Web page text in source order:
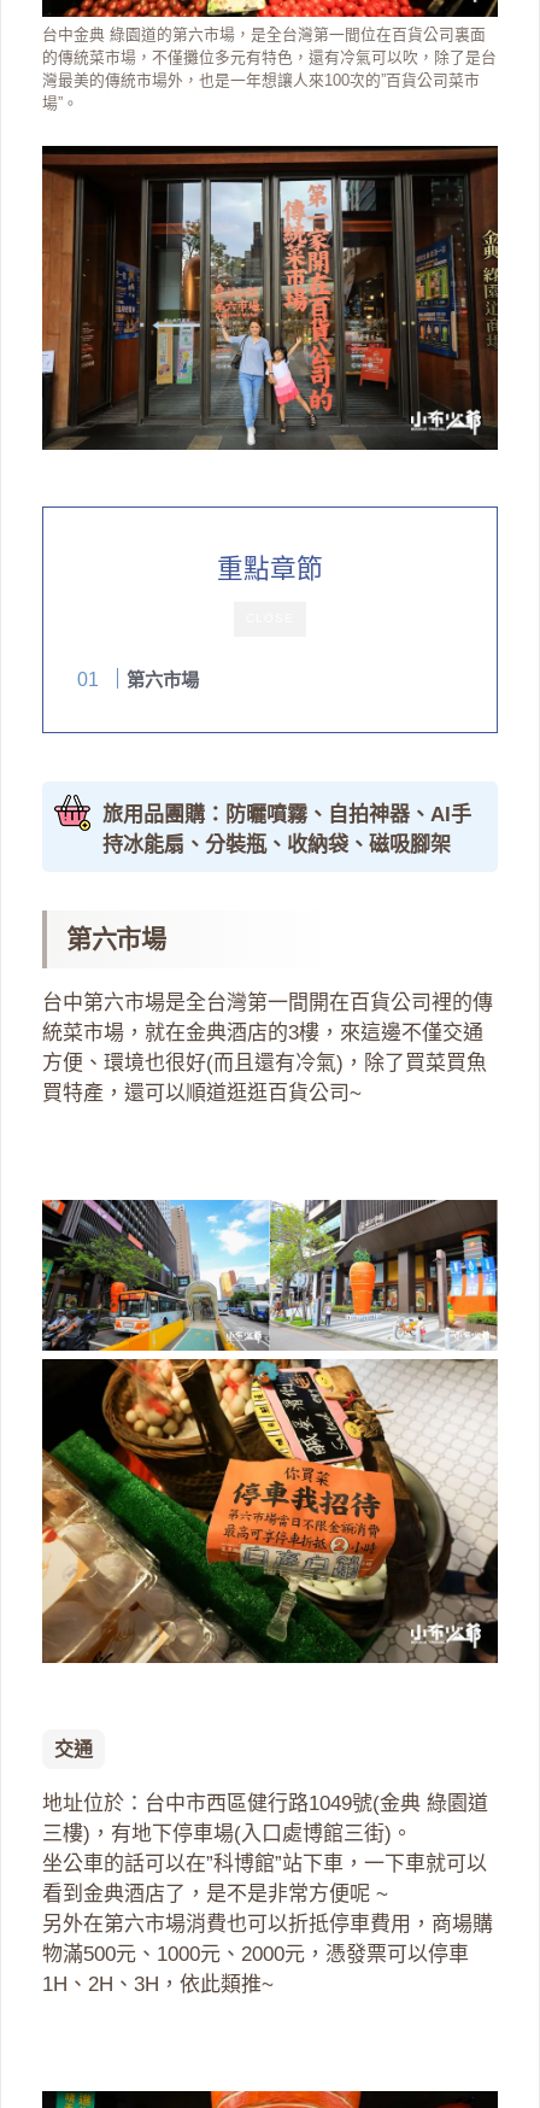
台中金典 綠園道的第六市場，是全台灣第一間位在百貨公司裏面
的傳統菜市場，不僅攤位多元有特色，還有冷氣可以吹，除了是台
灣最美的傳統市場外，也是一年想讓人來100次的”百貨公司菜市
場”。
重點章節
第六市場
旅用品團購：防曬噴霧、自拍神器、AI手
持冰能扇、分裝瓶、收納袋、磁吸腳架
第六市場
台中第六市場是全台灣第一間開在百貨公司裡的傳
統菜市場，就在金典酒店的3樓，來這邊不僅交通
方便、環境也很好(而且還有冷氣)，除了買菜買魚
買特產，還可以順道逛逛百貨公司~
交通
地址位於：台中市西區健行路1049號(金典 綠園道
三樓)，有地下停車場(入口處博館三街)。
坐公車的話可以在”科博館”站下車，一下車就可以
看到金典酒店了，是不是非常方便呢 ~
另外在第六市場消費也可以折抵停車費用，商場購
物滿500元、1000元、2000元，憑發票可以停車
1H、2H、3H，依此類推~